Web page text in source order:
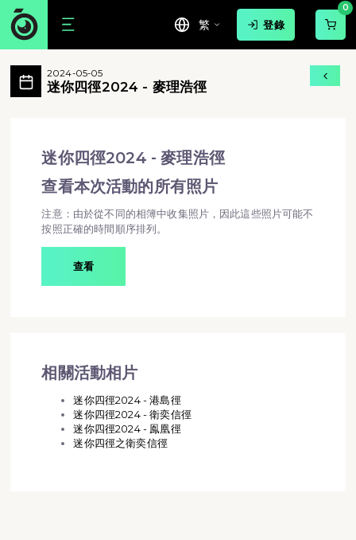
繁 登錄
0
迷你四徑2024 - 麥理浩徑 活動相簿
迷你四徑2024 - 麥理浩徑 所有相片
2024-05-05
迷你四徑2024 - 麥理浩徑
迷你四徑2024 - 麥理浩徑
查看本次活動的所有照片
注意：由於從不同的相簿中收集照片，因此這些照片可能不
按照正確的時間順序排列。
查看
相關活動相片
迷你四徑2024 - 港島徑
迷你四徑2024 - 衛奕信徑
迷你四徑2024 - 鳯凰徑
迷你四徑之衛奕信徑